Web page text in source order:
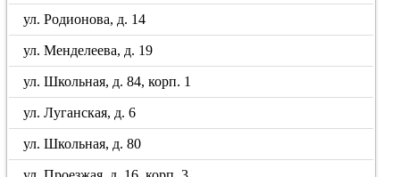
ул. Родионова, д. 14
ул. Менделеева, д. 19
ул. Школьная, д. 84, корп. 1
ул. Луганская, д. 6
ул. Школьная, д. 80